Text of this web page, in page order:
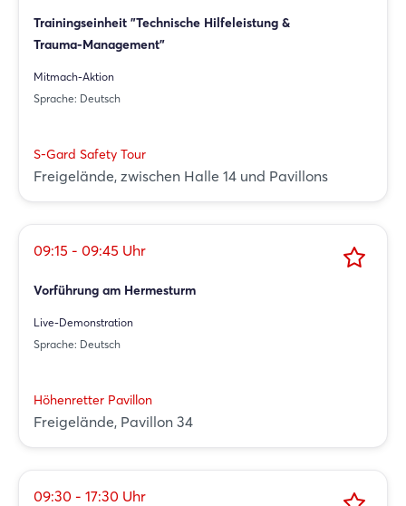
Trainingseinheit "Technische Hilfeleistung &
Trauma-Management"
Mitmach-Aktion
Sprache: Deutsch
S-Gard Safety Tour
Freigelände, zwischen Halle 14 und Pavillons
09:15 - 09:45 Uhr
Vorführung am Hermesturm
Live-Demonstration
Sprache: Deutsch
Höhenretter Pavillon
Freigelände, Pavillon 34
09:30 - 17:30 Uhr